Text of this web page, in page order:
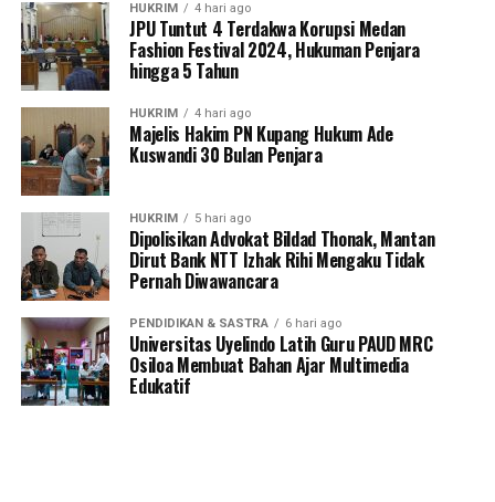
HUKRIM 4 hari ago
JPU Tuntut 4 Terdakwa Korupsi Medan
Fashion Festival 2024, Hukuman Penjara
hingga 5 Tahun
HUKRIM 4 hari ago
Majelis Hakim PN Kupang Hukum Ade
Kuswandi 30 Bulan Penjara
HUKRIM 5 hari ago
Dipolisikan Advokat Bildad Thonak, Mantan
Dirut Bank NTT Izhak Rihi Mengaku Tidak
Pernah Diwawancara
PENDIDIKAN & SASTRA 6 hari ago
Universitas Uyelindo Latih Guru PAUD MRC
Osiloa Membuat Bahan Ajar Multimedia
Edukatif